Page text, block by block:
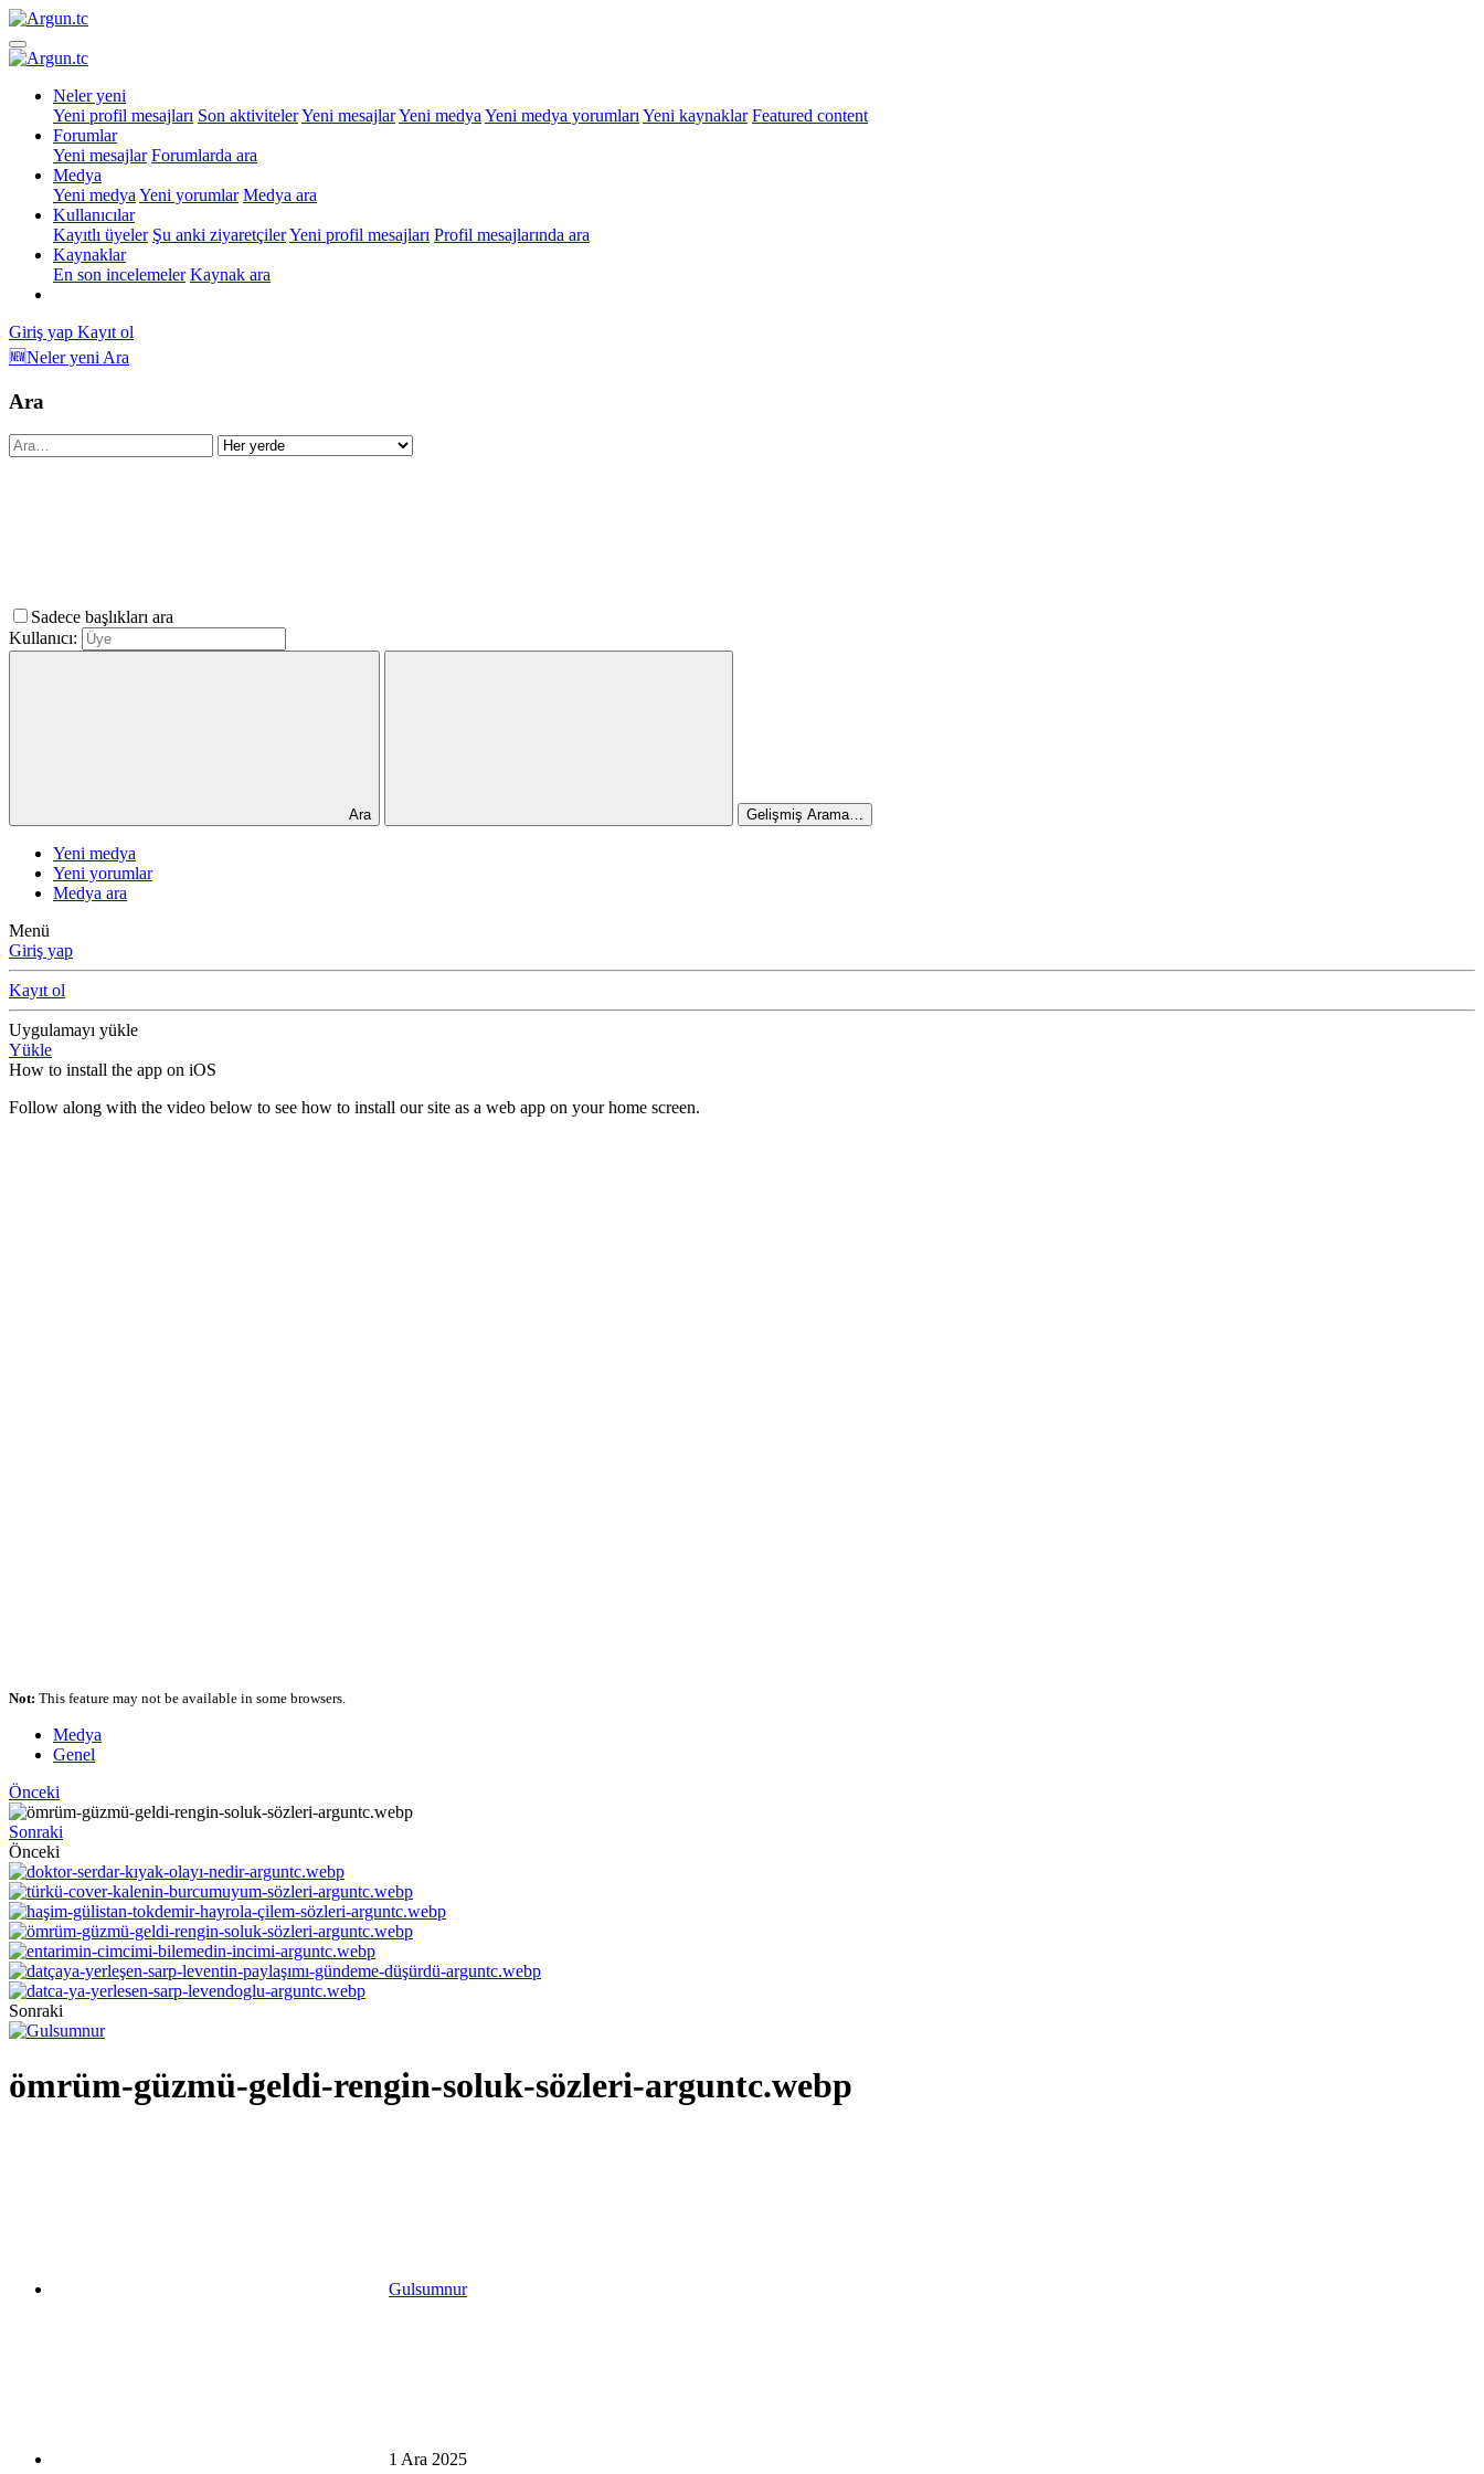
Neler yeni
Yeni profil mesajları Son aktivitelerYeni mesajlarYeni medya Yeni medya yorumları Yeni kaynaklar Featured content
Forumlar
Yeni mesajlar Forumlarda ara
Medya
Yeni medya Yeni yorumlar Medya ara
Kullanıcılar
Kayıtlı üyeler Şu anki ziyaretçilerYeni profil mesajları Profil mesajlarında ara
Kaynaklar
En son incelemeler Kaynak ara
Giriş yap Kayıt ol
🆕Neler yeni Ara
Ara
Sadece başlıkları ara
Kullanıcı:
Ara Gelişmiş Arama…
Yeni medya
Yeni yorumlar
Medya ara
Menü
Giriş yap
Kayıt ol
Uygulamayı yükle
Yükle
How to install the app on iOS
Follow along with the video below to see how to install our site as a web app on your home screen.
Not: This feature may not be available in some browsers.
Medya
Genel
Önceki
Sonraki
Önceki
Sonraki
ömrüm-güzmü-geldi-rengin-soluk-sözleri-arguntc.webp
Gulsumnur
1 Ara 2025